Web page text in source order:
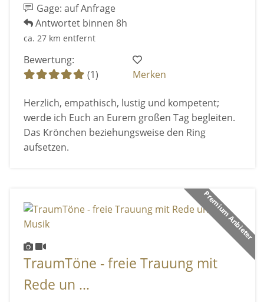
Gage: auf Anfrage
Antwortet binnen 8h
ca. 27 km entfernt
Bewertung:
(1)
Merken
Herzlich, empathisch, lustig und kompetent;
werde ich Euch an Eurem großen Tag begleiten.
Das Krönchen beziehungsweise den Ring
aufsetzen.
Premium Anbieter
TraumTöne - freie Trauung mit
Rede un ...